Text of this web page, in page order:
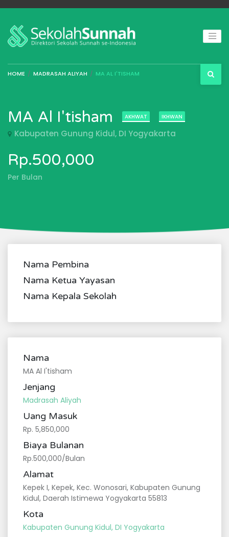
HOME MADRASAH ALIYAH MA AL I'TISHAM
MA Al I'tisham AKHWAT IKHWAN
Kabupaten Gunung Kidul, DI Yogyakarta
Rp.500,000
Per Bulan
Nama Pembina
Nama Ketua Yayasan
Nama Kepala Sekolah
Nama
MA Al I'tisham
Jenjang
Madrasah Aliyah
Uang Masuk
Rp. 5,850,000
Biaya Bulanan
Rp.500,000/Bulan
Alamat
Kepek I, Kepek, Kec. Wonosari, Kabupaten Gunung
Kidul, Daerah Istimewa Yogyakarta 55813
Kota
Kabupaten Gunung Kidul, DI Yogyakarta